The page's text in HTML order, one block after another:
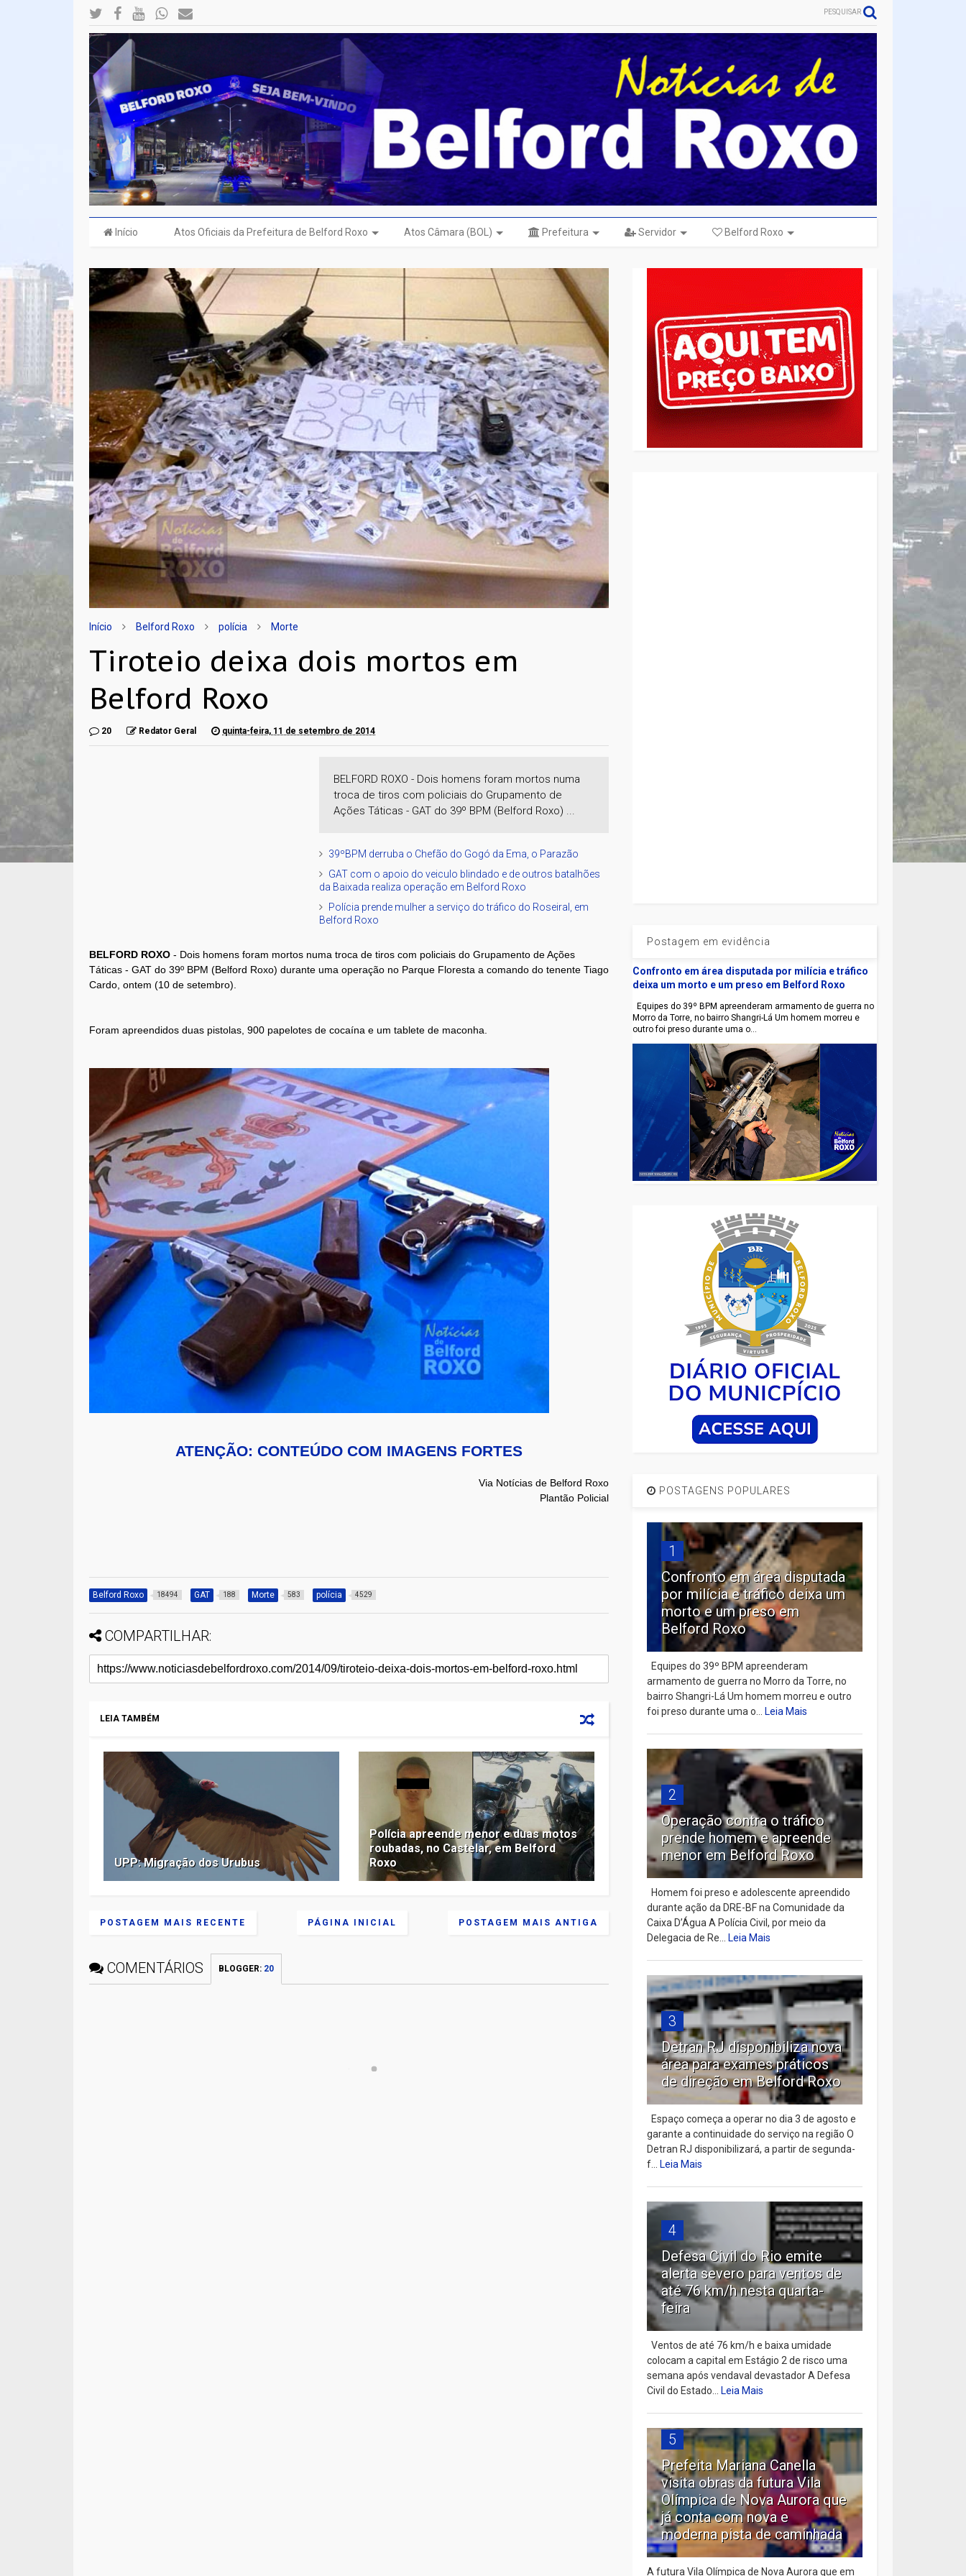
PESQUISAR
Início Atos Oficiais da Prefeitura de Belford Roxo Atos Câmara (BOL) Prefeitura Servidor Belford Roxo
Início Belford Roxo polícia Morte
Tiroteio deixa dois mortos em
Belford Roxo
20 Redator Geral quinta-feira, 11 de setembro de 2014
BELFORD ROXO - Dois homens foram mortos numa
troca de tiros com policiais do Grupamento de
Ações Táticas - GAT do 39º BPM (Belford Roxo) ...
39ºBPM derruba o Chefão do Gogó da Ema, o Parazão
GAT com o apoio do veiculo blindado e de outros batalhões
da Baixada realiza operação em Belford Roxo
Polícia prende mulher a serviço do tráfico do Roseiral, em
Belford Roxo
BELFORD ROXO - Dois homens foram mortos numa troca de tiros com policiais do Grupamento de Ações
Táticas - GAT do 39º BPM (Belford Roxo) durante uma operação no Parque Floresta a comando do tenente Tiago
Cardo, ontem (10 de setembro).
Foram apreendidos duas pistolas, 900 papelotes de cocaína e um tablete de maconha.
ATENÇÃO: CONTEÚDO COM IMAGENS FORTES
Via Notícias de Belford Roxo
Plantão Policial
Belford Roxo 18494 GAT 188 Morte 583 polícia 4529
COMPARTILHAR:
LEIA TAMBÉM
UPP: Migração dos Urubus
Polícia apreende menor e duas motos
roubadas, no Castelar, em Belford
Roxo
POSTAGEM MAIS RECENTE POSTAGEM MAIS ANTIGA
PÁGINA INICIAL
COMENTÁRIOS BLOGGER: 20
Postagem em evidência
Confronto em área disputada por milícia e tráfico
deixa um morto e um preso em Belford Roxo
Equipes do 39º BPM apreenderam armamento de guerra no
Morro da Torre, no bairro Shangri-Lá Um homem morreu e
outro foi preso durante uma o...
POSTAGENS POPULARES
1
Confronto em área disputada
por milícia e tráfico deixa um
morto e um preso em
Belford Roxo
Equipes do 39º BPM apreenderam
armamento de guerra no Morro da Torre, no
bairro Shangri-Lá Um homem morreu e outro
foi preso durante uma o...Leia Mais
2
Operação contra o tráfico
prende homem e apreende
menor em Belford Roxo
Homem foi preso e adolescente apreendido
durante ação da DRE-BF na Comunidade da
Caixa D’Água A Polícia Civil, por meio da
Delegacia de Re...Leia Mais
3
Detran RJ disponibiliza nova
área para exames práticos
de direção em Belford Roxo
Espaço começa a operar no dia 3 de agosto e
garante a continuidade do serviço na região O
Detran RJ disponibilizará, a partir de segunda-
f...Leia Mais
4
Defesa Civil do Rio emite
alerta severo para ventos de
até 76 km/h nesta quarta-
feira
Ventos de até 76 km/h e baixa umidade
colocam a capital em Estágio 2 de risco uma
semana após vendaval devastador A Defesa
Civil do Estado...Leia Mais
5
Prefeita Mariana Canella
visita obras da futura Vila
Olímpica de Nova Aurora que
já conta com nova e
moderna pista de caminhada
A futura Vila Olímpica de Nova Aurora que em